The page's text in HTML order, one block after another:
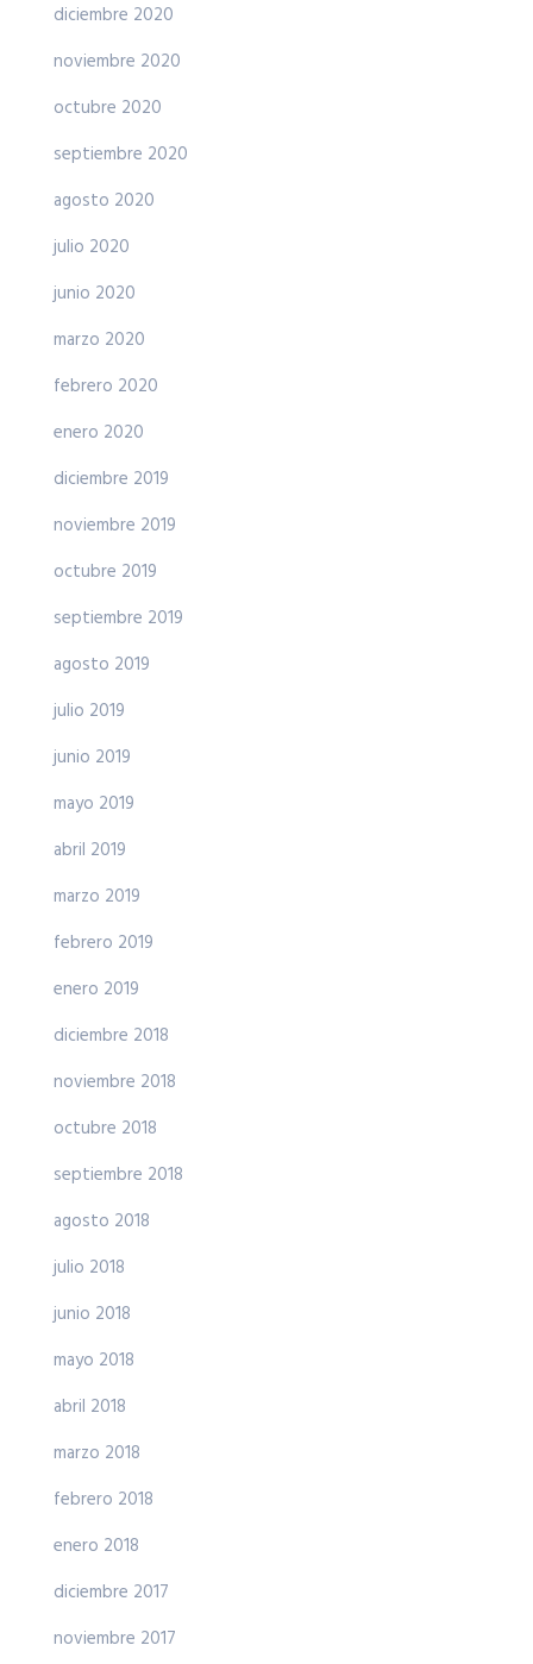
diciembre 2020
noviembre 2020
octubre 2020
septiembre 2020
agosto 2020
julio 2020
junio 2020
marzo 2020
febrero 2020
enero 2020
diciembre 2019
noviembre 2019
octubre 2019
septiembre 2019
agosto 2019
julio 2019
junio 2019
mayo 2019
abril 2019
marzo 2019
febrero 2019
enero 2019
diciembre 2018
noviembre 2018
octubre 2018
septiembre 2018
agosto 2018
julio 2018
junio 2018
mayo 2018
abril 2018
marzo 2018
febrero 2018
enero 2018
diciembre 2017
noviembre 2017